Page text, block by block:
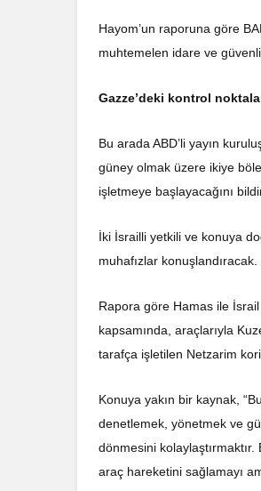
Hayom’un raporuna göre
muhtemelen idare ve
Gazze’deki kontrol
Bu arada ABD’li yayın
güney olmak üzere ikiye
işletmeye başlayacağını
İki İsrailli yetkili ve konuya
muhafızlar konuşlandıracak.
Rapora göre Hamas ile İsrail
kapsamında, araçlarıyla
tarafça işletilen Netzarim
Konuya yakın bir kaynak,
denetlemek, yönetmek ve
dönmesini
araç hareketini sağlamayı